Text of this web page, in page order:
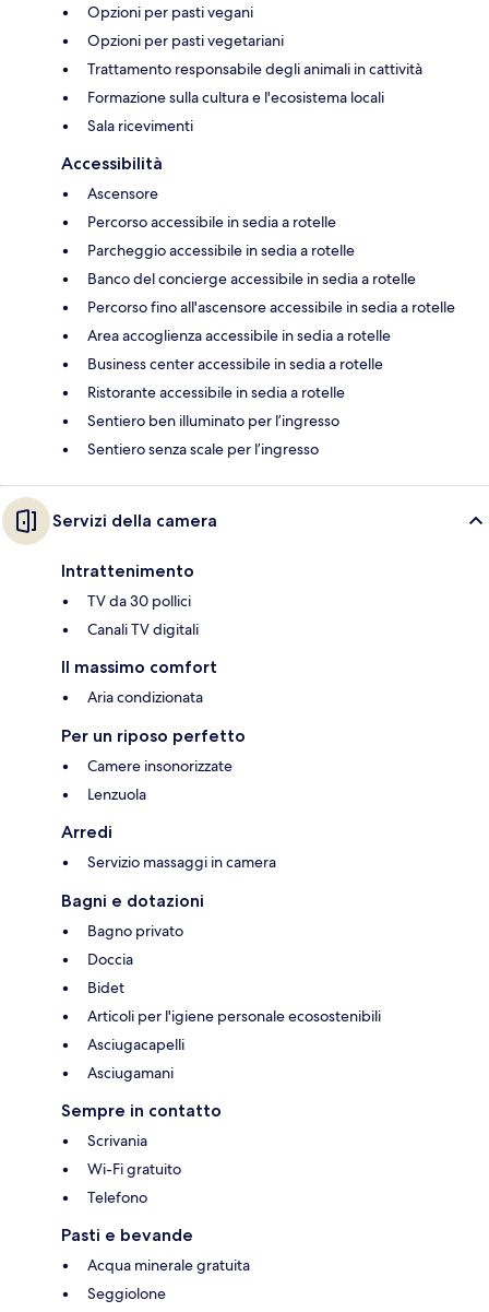
Opzioni per pasti vegani
Opzioni per pasti vegetariani
Trattamento responsabile degli animali in cattività
Formazione sulla cultura e l'ecosistema locali
Sala ricevimenti
Accessibilità
Ascensore
Percorso accessibile in sedia a rotelle
Parcheggio accessibile in sedia a rotelle
Banco del concierge accessibile in sedia a rotelle
Percorso fino all'ascensore accessibile in sedia a rotelle
Area accoglienza accessibile in sedia a rotelle
Business center accessibile in sedia a rotelle
Ristorante accessibile in sedia a rotelle
Sentiero ben illuminato per l’ingresso
Sentiero senza scale per l’ingresso
Servizi della camera
Intrattenimento
TV da 30 pollici
Canali TV digitali
Il massimo comfort
Aria condizionata
Per un riposo perfetto
Camere insonorizzate
Lenzuola
Arredi
Servizio massaggi in camera
Bagni e dotazioni
Bagno privato
Doccia
Bidet
Articoli per l'igiene personale ecosostenibili
Asciugacapelli
Asciugamani
Sempre in contatto
Scrivania
Wi-Fi gratuito
Telefono
Pasti e bevande
Acqua minerale gratuita
Seggiolone